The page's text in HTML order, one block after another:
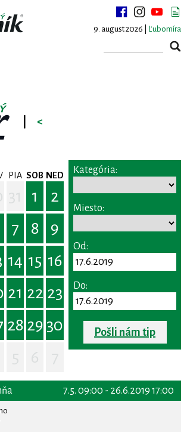
9. august 2026 | Ľubomíra
<
PIA SOB NED
1
2
7 8
9
14 15 16
21 22 23
28 29 30
Kategória:
Miesto:
Od:
Do:
Pošli nám tip
7.5. 09:00 - 26.6.2019 17:00